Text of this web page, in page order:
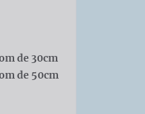
de 30cm
de 50cm